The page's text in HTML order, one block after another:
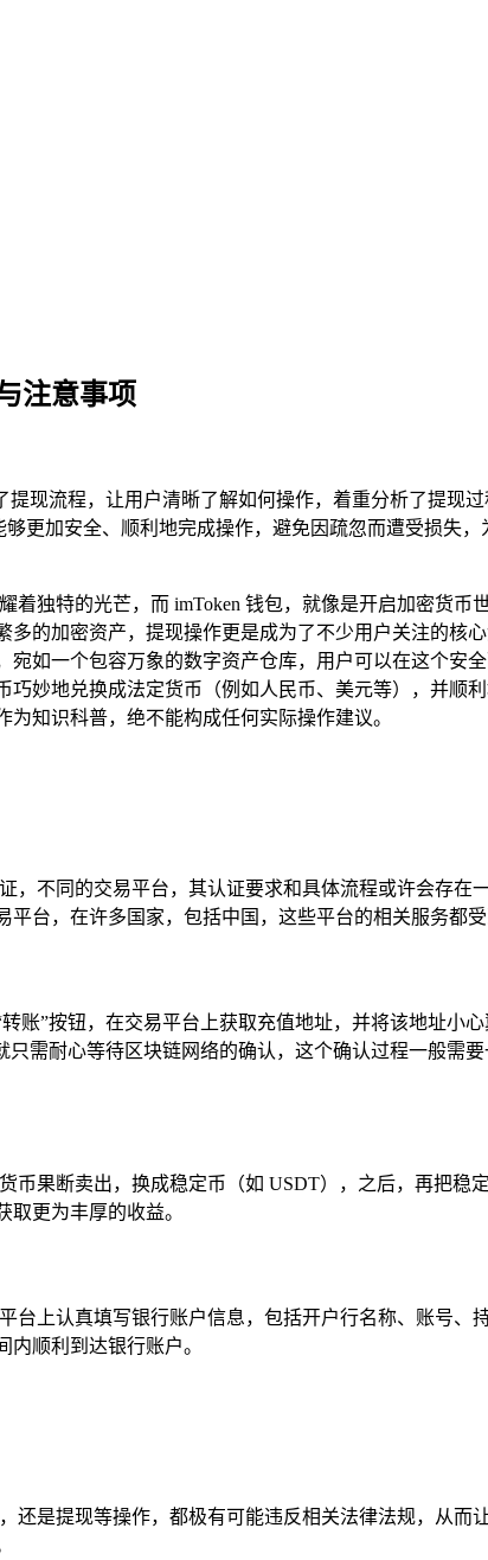
注意事项
现流程，让用户清晰了解如何操作，着重分析了提现
更加安全、顺利地完成操作，避免因疏忽而遭受损失，
独特的光芒，而 imToken 钱包，就像是开启加密货币
的加密资产，提现操作更是成为了不少用户关注的核
宛如一个包容万象的数字资产仓库，用户可以在这个安
妙地兑换成法定货币（例如人民币、美元等），并顺
知识科普，绝不能构成任何实际操作建议。
不同的交易平台，其认证要求和具体流程或许会存在
台，在许多国家，包括中国，这些平台的相关服务都受
”按钮，在交易平台上获取充值地址，并将该地址小
需耐心等待区块链网络的确认，这个确认过程一般需
果断卖出，换成稳定币（如 USDT），之后，再把稳
更为丰厚的收益。
上认真填写银行账户信息，包括开户行名称、账号、
顺利到达银行账户。
是提现等操作，都极有可能违反相关法律法规，从而